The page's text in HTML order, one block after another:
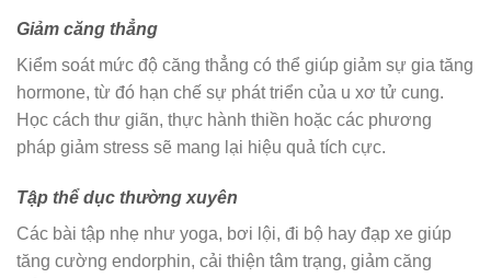
Giảm căng thẳng
Kiểm soát mức độ căng thẳng có thể giúp giảm sự gia tăng
hormone, từ đó hạn chế sự phát triển của u xơ tử cung.
Học cách thư giãn, thực hành thiền hoặc các phương
pháp giảm stress sẽ mang lại hiệu quả tích cực.
Tập thể dục thường xuyên
Các bài tập nhẹ như yoga, bơi lội, đi bộ hay đạp xe giúp
tăng cường endorphin, cải thiện tâm trạng, giảm căng